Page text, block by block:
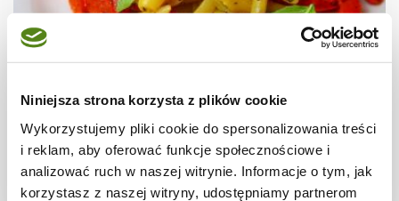
Niniejsza strona korzysta z plików cookie
Wykorzystujemy pliki cookie do spersonalizowania treści
i reklam, aby oferować funkcje społecznościowe i
analizować ruch w naszej witrynie. Informacje o tym, jak
korzystasz z naszej witryny, udostępniamy partnerom
Fasolka szparagowa z papryką